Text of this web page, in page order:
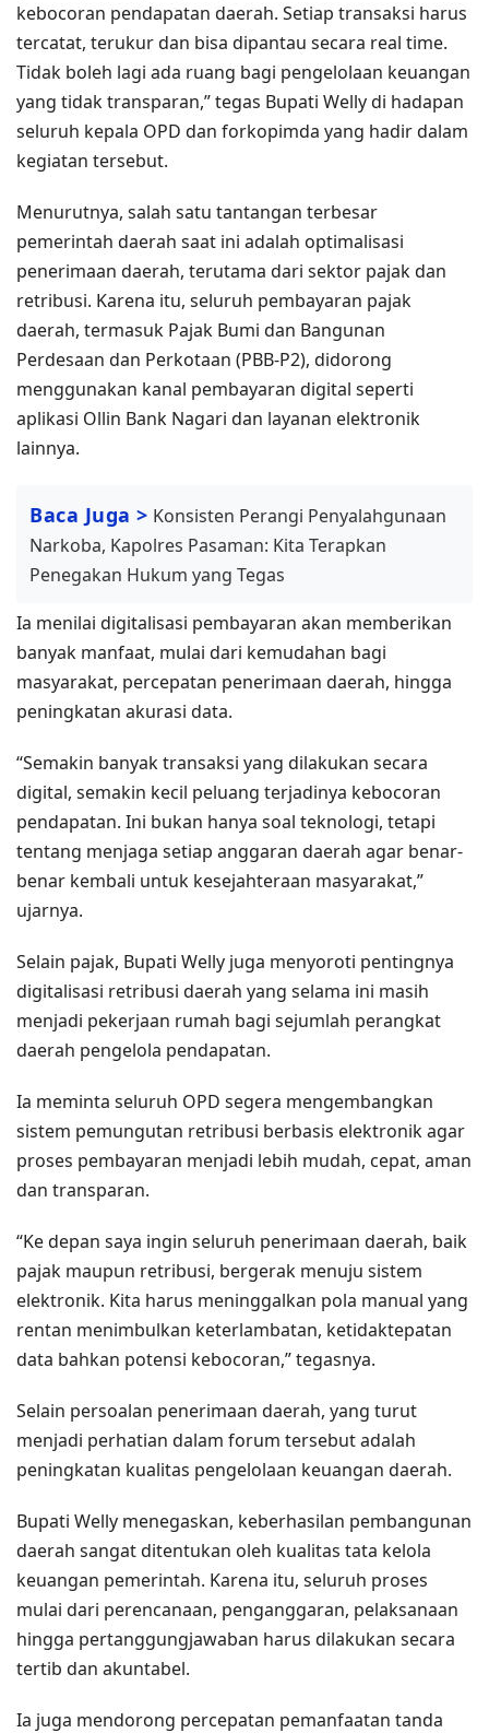
kebocoran pendapatan daerah. Setiap transaksi harus
tercatat, terukur dan bisa dipantau secara real time.
Tidak boleh lagi ada ruang bagi pengelolaan keuangan
yang tidak transparan,” tegas Bupati Welly di hadapan
seluruh kepala OPD dan forkopimda yang hadir dalam
kegiatan tersebut.
Menurutnya, salah satu tantangan terbesar
pemerintah daerah saat ini adalah optimalisasi
penerimaan daerah, terutama dari sektor pajak dan
retribusi. Karena itu, seluruh pembayaran pajak
daerah, termasuk Pajak Bumi dan Bangunan
Perdesaan dan Perkotaan (PBB-P2), didorong
menggunakan kanal pembayaran digital seperti
aplikasi Ollin Bank Nagari dan layanan elektronik
lainnya.
Baca Juga > Konsisten Perangi Penyalahgunaan
Narkoba, Kapolres Pasaman: Kita Terapkan
Penegakan Hukum yang Tegas
Ia menilai digitalisasi pembayaran akan memberikan
banyak manfaat, mulai dari kemudahan bagi
masyarakat, percepatan penerimaan daerah, hingga
peningkatan akurasi data.
“Semakin banyak transaksi yang dilakukan secara
digital, semakin kecil peluang terjadinya kebocoran
pendapatan. Ini bukan hanya soal teknologi, tetapi
tentang menjaga setiap anggaran daerah agar benar-
benar kembali untuk kesejahteraan masyarakat,”
ujarnya.
Selain pajak, Bupati Welly juga menyoroti pentingnya
digitalisasi retribusi daerah yang selama ini masih
menjadi pekerjaan rumah bagi sejumlah perangkat
daerah pengelola pendapatan.
Ia meminta seluruh OPD segera mengembangkan
sistem pemungutan retribusi berbasis elektronik agar
proses pembayaran menjadi lebih mudah, cepat, aman
dan transparan.
“Ke depan saya ingin seluruh penerimaan daerah, baik
pajak maupun retribusi, bergerak menuju sistem
elektronik. Kita harus meninggalkan pola manual yang
rentan menimbulkan keterlambatan, ketidaktepatan
data bahkan potensi kebocoran,” tegasnya.
Selain persoalan penerimaan daerah, yang turut
menjadi perhatian dalam forum tersebut adalah
peningkatan kualitas pengelolaan keuangan daerah.
Bupati Welly menegaskan, keberhasilan pembangunan
daerah sangat ditentukan oleh kualitas tata kelola
keuangan pemerintah. Karena itu, seluruh proses
mulai dari perencanaan, penganggaran, pelaksanaan
hingga pertanggungjawaban harus dilakukan secara
tertib dan akuntabel.
Ia juga mendorong percepatan pemanfaatan tanda